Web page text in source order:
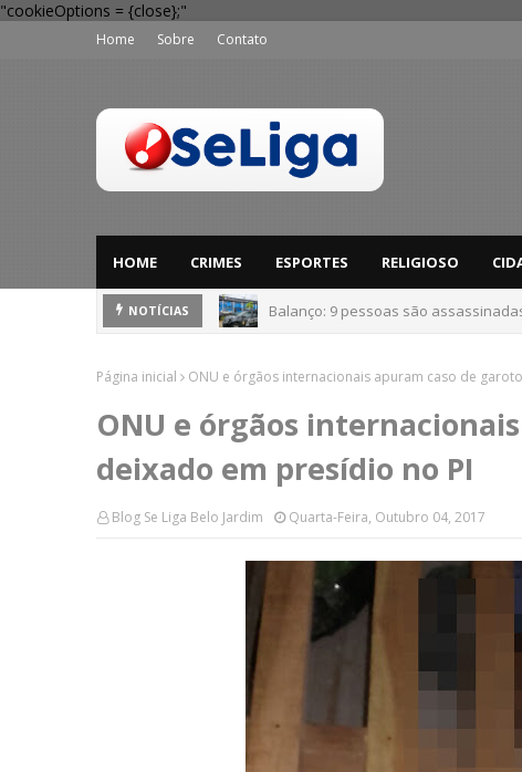
"cookieOptions = {close};"
Home Sobre Contato
HOME CRIMES ESPORTES RELIGIOSO
NOTÍCIAS 'Perigo potencial': 58 municípios do
Página inicial ONU e órgãos internacionais apuram caso de
ONU e órgãos
deixado em presídio no PI
Blog Se Liga Belo Jardim Quarta-Feira, Outubro 04, 2017